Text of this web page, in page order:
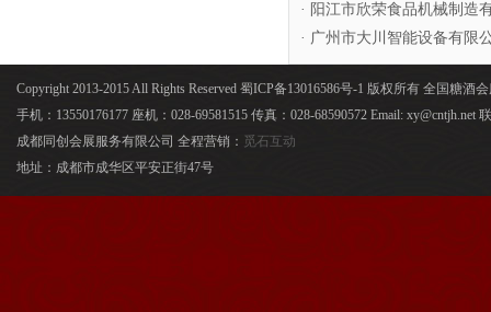
· 阳江市欣荣食品机械制造
· 广州市大川智能设备有限
Copyright 2013-2015 All Rights Reserved 蜀ICP备13016586号-1 版权所有 全国糖酒
手机：13550176177 座机：028-69581515 传真：028-68590572 Email: xy@cntjh.net
成都同创会展服务有限公司 全程营销： 觅石互动
地址：成都市成华区平安正街47号